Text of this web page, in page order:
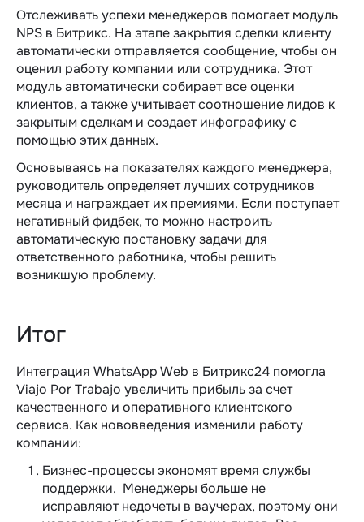
Отслеживать успехи менеджеров помогает модуль
NPS в Битрикс. На этапе закрытия сделки клиенту
автоматически отправляется сообщение, чтобы он
оценил работу компании или сотрудника. Этот
модуль автоматически собирает все оценки
клиентов, а также учитывает соотношение лидов к
закрытым сделкам и создает инфографику с
помощью этих данных.
Основываясь на показателях каждого менеджера,
руководитель определяет лучших сотрудников
месяца и награждает их премиями. Если поступает
негативный фидбек, то можно настроить
автоматическую постановку задачи для
ответственного работника, чтобы решить
возникшую проблему.
Итог
Интеграция WhatsApp Web в Битрикс24 помогла
Viajo Por Trabajo увеличить прибыль за счет
качественного и оперативного клиентского
сервиса. Как нововведения изменили работу
компании:
Бизнес-процессы экономят время службы
поддержки. Менеджеры больше не
исправляют недочеты в ваучерах, поэтому они